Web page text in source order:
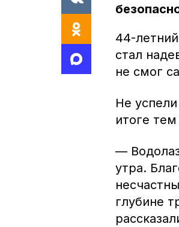
44-
стал
не смог
Не
итоге
—
утра.
глубине